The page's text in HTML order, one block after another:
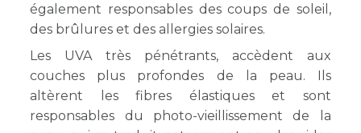
également responsables des coups de soleil,
des brûlures et des allergies solaires.
Les UVA très pénétrants, accèdent aux
couches plus profondes de la peau. Ils
altèrent les fibres élastiques et sont
responsables du photo-vieillissement de la